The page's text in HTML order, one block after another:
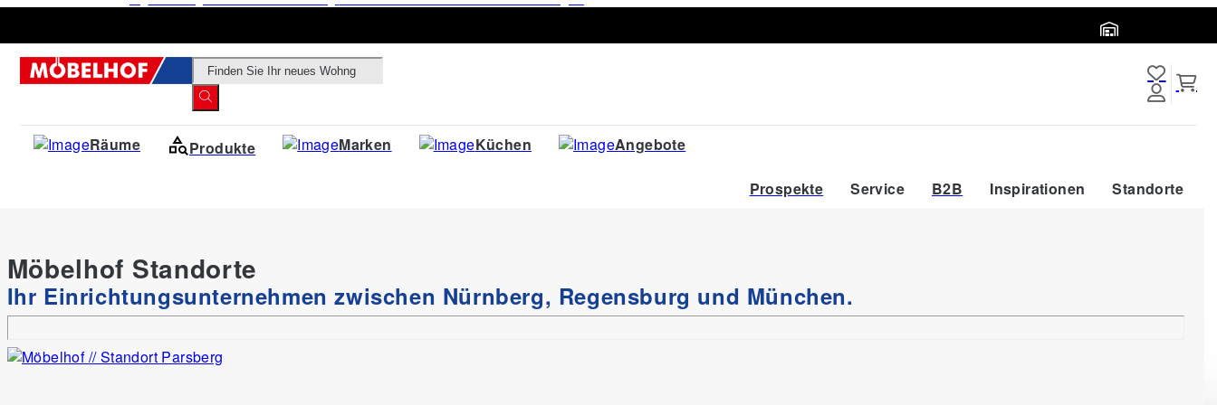
Products
search
Räume Produkte Marken Küchen Angebote
Prospekte Service B2B Inspirationen Standorte
Möbelhof Standorte
Ihr Einrichtungsunternehmen zwischen Nürnberg, Regensburg und München.